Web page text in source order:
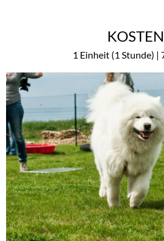
KOSTEN
1 Einheit (1 Stunde) |